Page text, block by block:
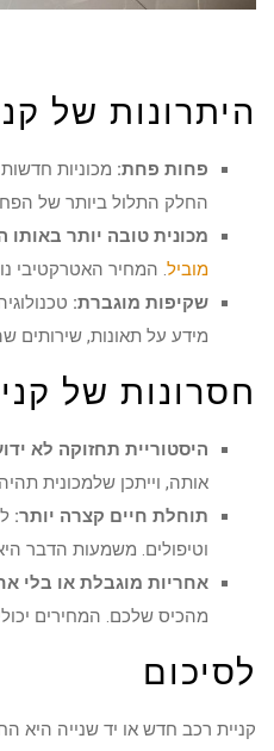
היתרונות של
פחות פחת: מכוניות
החלק התלול ביותר של
מכונית טובה יותר באותו
מוביל. המחיר האטרקטיבי
שקיפות מוגברת:
מידע על תאונות, שירותים
חסרונות של
היסטוריית תחזוקה לא
אותה, וייתכן שלמכונית
תוחלת חיים קצרה יותר:
וטיפולים. משמעות הדבר
אחריות מוגבלת או בלי
מהכיס שלכם. המחירים
לסיכום
קניית רכב חדש או יד שנייה היא